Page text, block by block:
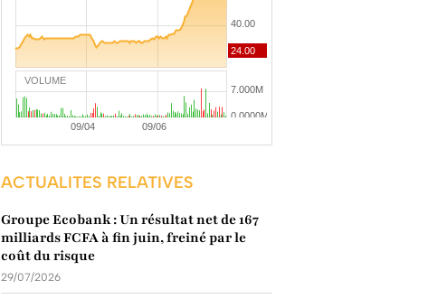
VOLUME
ACTUALITES RELATIVES
Groupe Ecobank : Un résultat net de 167
milliards FCFA à fin juin, freiné par le
coût du risque
29/07/2026